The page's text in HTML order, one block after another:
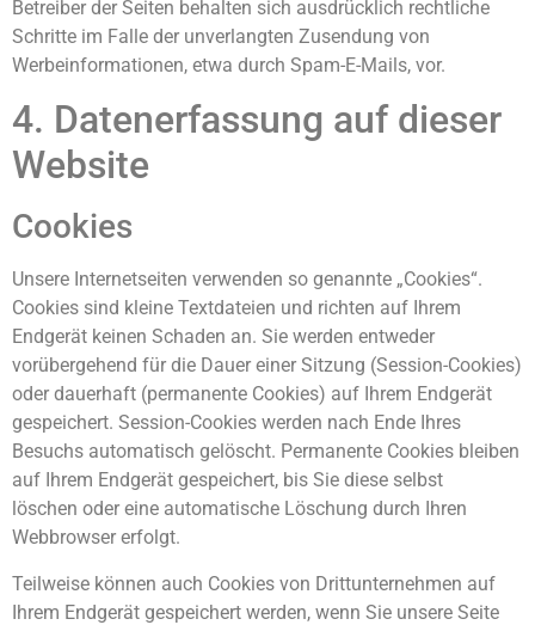
Betreiber der Seiten behalten sich ausdrücklich rechtliche
Schritte im Falle der unverlangten Zusendung von
Werbeinformationen, etwa durch Spam-E-Mails, vor.
4. Datenerfassung auf dieser
Website
Cookies
Unsere Internetseiten verwenden so genannte „Cookies“.
Cookies sind kleine Textdateien und richten auf Ihrem
Endgerät keinen Schaden an. Sie werden entweder
vorübergehend für die Dauer einer Sitzung (Session-Cookies)
oder dauerhaft (permanente Cookies) auf Ihrem Endgerät
gespeichert. Session-Cookies werden nach Ende Ihres
Besuchs automatisch gelöscht. Permanente Cookies bleiben
auf Ihrem Endgerät gespeichert, bis Sie diese selbst
löschen oder eine automatische Löschung durch Ihren
Webbrowser erfolgt.
Teilweise können auch Cookies von Drittunternehmen auf
Ihrem Endgerät gespeichert werden, wenn Sie unsere Seite